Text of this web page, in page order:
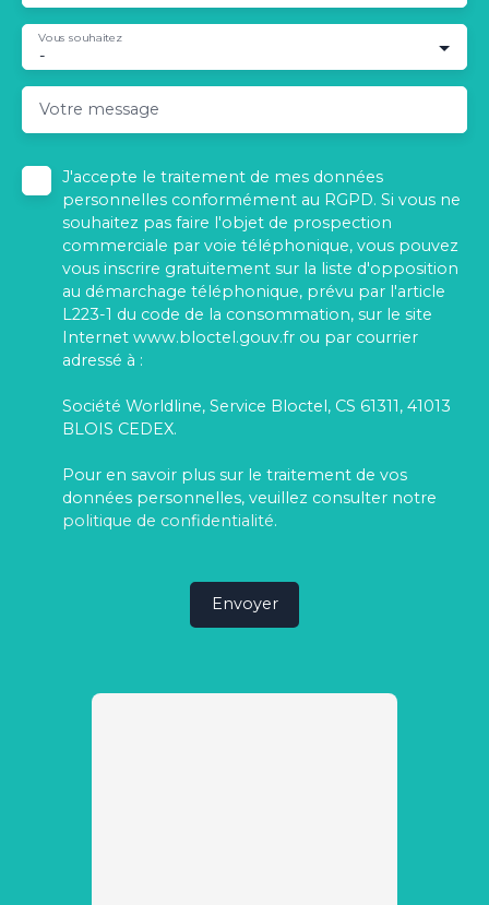
-
Vous souhaitez
Votre message
J'accepte le traitement de mes données
personnelles conformément au RGPD. Si vous ne
souhaitez pas faire l'objet de prospection
commerciale par voie téléphonique, vous pouvez
vous inscrire gratuitement sur la liste d'opposition
au démarchage téléphonique, prévu par l'article
L223-1 du code de la consommation, sur le site
Internet www.bloctel.gouv.fr ou par courrier
adressé à :
Société Worldline, Service Bloctel, CS 61311, 41013
BLOIS CEDEX.
Pour en savoir plus sur le traitement de vos
données personnelles, veuillez consulter notre
politique de confidentialité.
Envoyer